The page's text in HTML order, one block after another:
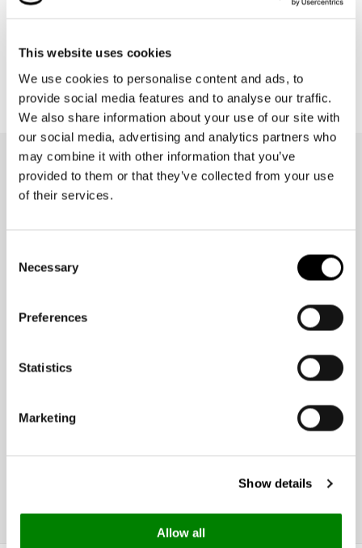
This website uses cookies
We use cookies to personalise content and ads, to
provide social media features and to analyse our traffic.
We also share information about your use of our site with
our social media, advertising and analytics partners who
may combine it with other information that you’ve
provided to them or that they’ve collected from your use
of their services.
Selection
Necessary
Preferences
Statistics
Marketing
Show details
Allow all
twist powder blue
Normaler
32,95€
NEWSLETTER
Jetzt anmelden und 15%
Geburtstag (optional):
Eine Abmeldung ist jederzeit möglich. Mehr Informationen in unserer